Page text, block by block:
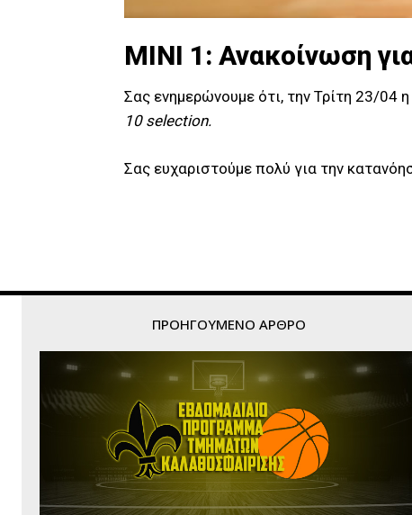
ΜΙΝΙ 1: Ανακοίνωση
Σας ενημερώνουμε ότι, την Τρίτη 23/04
10 selection.
Σας ευχαριστούμε πολύ για την
ΠΡΟΗΓΟΎΜΕΝΟ ΆΡΘΡΟ